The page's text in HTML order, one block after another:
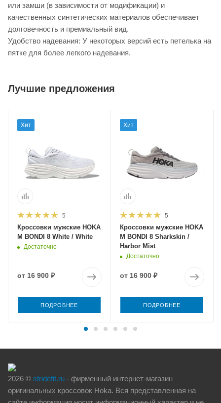
или замши (в зависимости от модификации) и
качественных синтетических материалов обеспечивает
долговечность и премиальный вид.
Удобство надевания: У некоторых версий есть петелька на
пятке для более легкого надевания.
Лучшие предложения
Хит
5
Кроссовки мужские HOKA
M BONDI 8 White / White
Достаточно
от 16 900 ₽
ПОДРОБНЕЕ
Хит
5
Кроссовки мужские HOKA
M BONDI 8 Sharkskin /
Harbor Mist
Достаточно
от 16 900 ₽
ПОДРОБНЕЕ
2026 © stridefit.ru - фирменный интернет-магазин
оригинальных кроссовок Hoka. Вся представленная на